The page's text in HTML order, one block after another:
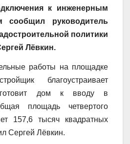
к инженерным
сообщил руководитель
политики
Лёвкин.
работы на площадке
благоустраивает
дом к вводу в
площадь четвертого
157,6 тысяч квадратных
Сергей Лёвкин.